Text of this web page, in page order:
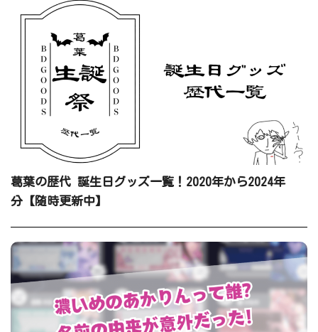
葛葉の歴代 誕生日グッズ一覧！2020年から2024年
分【随時更新中】